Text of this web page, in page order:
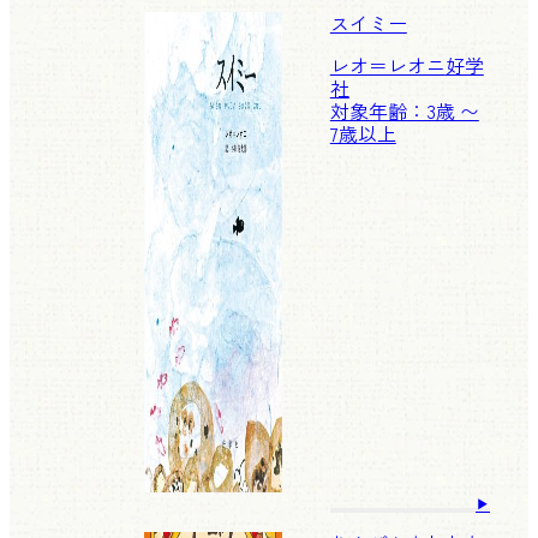
スイミー
レオ＝レオニ好学
社
対象年齢：3歳 〜
7歳以上